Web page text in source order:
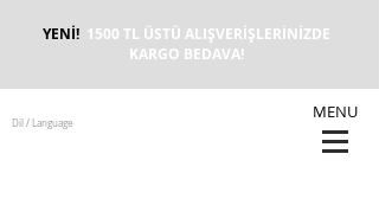
YENİ! 1500 TL ÜSTÜ ALIŞVERİŞLERİNİZDE
KARGO BEDAVA!
MENU
Dil / Language